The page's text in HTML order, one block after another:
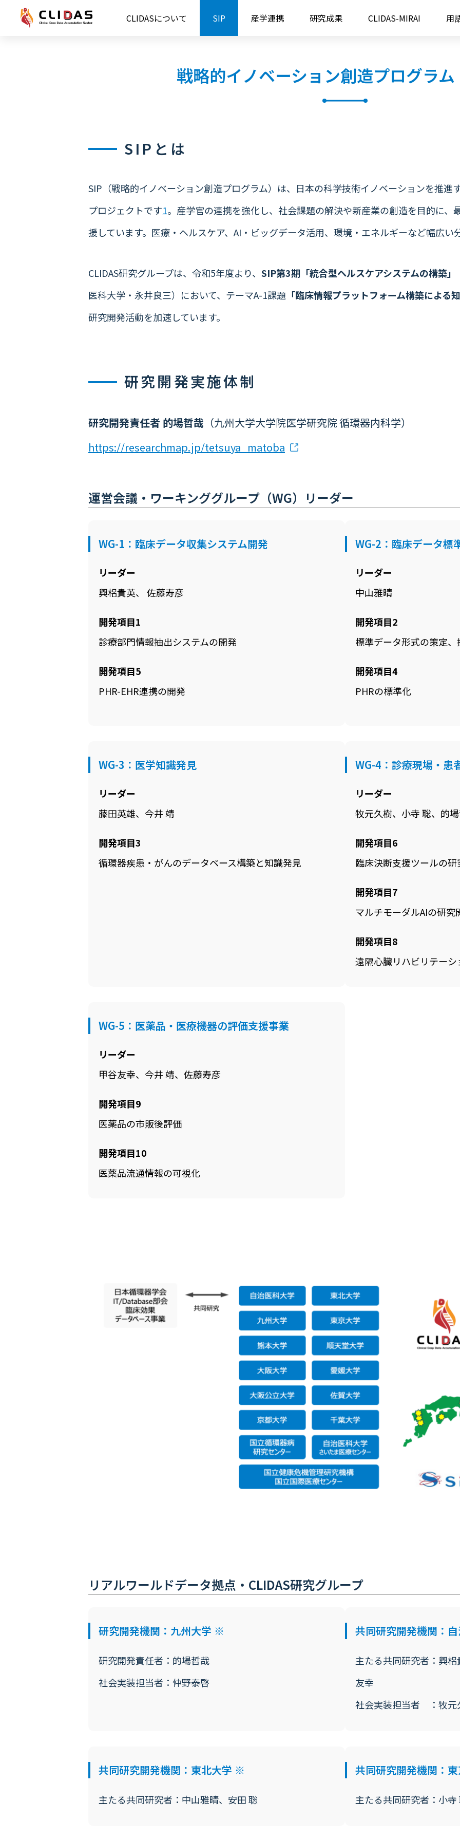
CLIDASについて SIP 産学連携 研究成果 CLIDAS-MIRAI 用
戦略的イノベーション創造プログラム（SIP）
戦略的イノベーション創造プログラム
SIPとは
SIP（戦略的イノベーション創造プログラム）は、日本の科学技術イノベーションを推進
プロジェクトです1。産学官の連携を強化し、社会課題の解決や新産業の創造を目的に、
援しています。医療・ヘルスケア、AI・ビッグデータ活用、環境・エネルギーなど幅広い
CLIDAS研究グループは、令和5年度より、 SIP第3期「統合型ヘルスケアシステムの構築」
医科大学・永井良三）において、テーマA-1課題 「臨床情報プラットフォーム構築による
研究開発活動を加速しています。
研究開発実施体制
研究開発責任者 的場哲哉 （九州大学大学院医学研究院 循環器内科学）
https://researchmap.jp/tetsuya_matoba
運営会議・ワーキンググループ（WG）リーダー
WG-1：臨床データ収集システム開発
リーダー
興梠貴英、 佐藤寿彦
開発項目1
診療部門情報抽出システムの開発
開発項目5
PHR-EHR連携の開発
WG-2：臨床データ標
リーダー
中山雅晴
開発項目2
標準データ形式の策定、
開発項目4
PHRの標準化
WG-3：医学知識発見
リーダー
藤田英雄、今井 靖
開発項目3
循環器疾患・がんのデータベース構築と知識発見
WG-4：診療現場・患
リーダー
牧元久樹、小寺 聡、的
開発項目6
臨床決断支援ツールの研
開発項目7
マルチモーダルAIの研究
開発項目8
遠隔心臓リハビリテーシ
WG-5：医薬品・医療機器の評価支援事業
リーダー
甲谷友幸、今井 靖、佐藤寿彦
開発項目9
医薬品の市販後評価
開発項目10
医薬品流通情報の可視化
リアルワールドデータ拠点・CLIDAS研究グループ
研究開発機関：九州大学 ※
研究開発責任者：的場哲哉
社会実装担当者：仲野泰啓
共同研究開発機関：
主たる共同研究者：興
友幸
社会実装担当者 ：牧元
共同研究開発機関：東北大学 ※
主たる共同研究者：中山雅晴、安田 聡
共同研究開発機関：
主たる共同研究者：小